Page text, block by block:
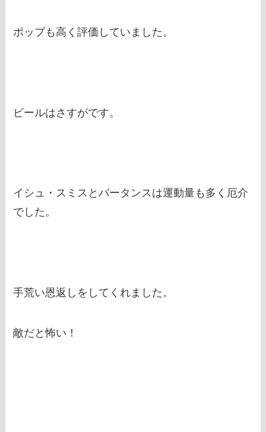
ポップも高く評価していました。
ビールはさすがです。
イシュ・スミスとバータンスは運動量も多く厄介
でした。
手荒い恩返しをしてくれました。
敵だと怖い！